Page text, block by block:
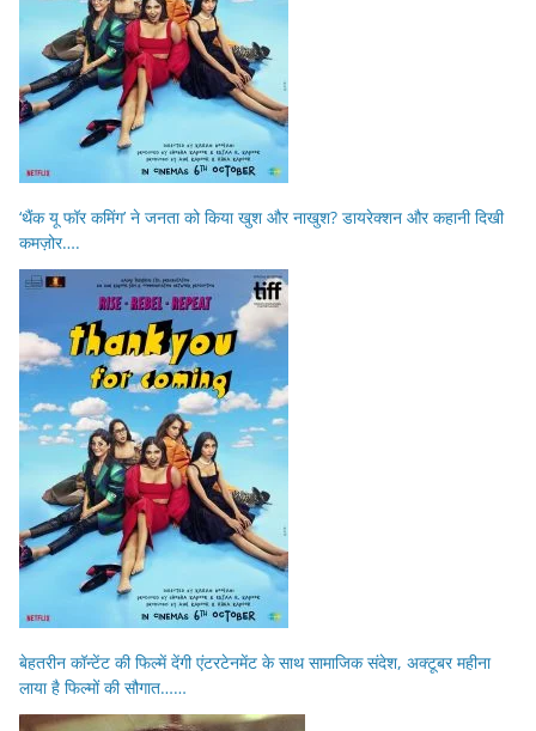
‘थैंक यू फॉर कमिंग’ ने जनता को किया खुश और नाखुश? डायरेक्शन और कहानी दिखी
कमज़ोर….
बेहतरीन कॉन्टेंट की फिल्में देंगी एंटरटेनमेंट के साथ सामाजिक संदेश, अक्टूबर महीना
लाया है फिल्मों की सौगात……